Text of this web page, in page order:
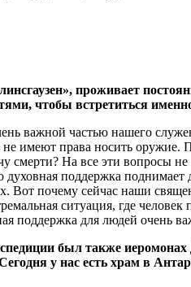
проживает
чтобы встретиться
важной частью нашего
не имеют права носить оружие.
смерти? На все эти вопросы
поддержка поднимает
Вот почему сейчас наши
ситуация, где человек
поддержка для людей очень
был также
у нас есть храм в